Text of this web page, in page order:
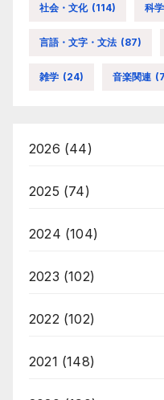
社会・文化 (114) 科
言語・文字・文法 (87)
雑学 (24) 音楽関連
2026 (44)
2025 (74)
2024 (104)
2023 (102)
2022 (102)
2021 (148)